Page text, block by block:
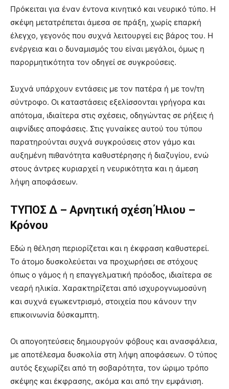
Πρόκειται για έναν έντονα κινητικό και νευρικό τύπο. Η
σκέψη μετατρέπεται άμεσα σε πράξη, χωρίς επαρκή
έλεγχο, γεγονός που συχνά λειτουργεί εις βάρος του. Η
ενέργεια και ο δυναμισμός του είναι μεγάλοι, όμως η
παρορμητικότητα τον οδηγεί σε συγκρούσεις.
Συχνά υπάρχουν εντάσεις με τον πατέρα ή με τον/τη
σύντροφο. Οι καταστάσεις εξελίσσονται γρήγορα και
απότομα, ιδιαίτερα στις σχέσεις, οδηγώντας σε ρήξεις ή
αιφνίδιες αποφάσεις. Στις γυναίκες αυτού του τύπου
παρατηρούνται συχνά συγκρούσεις στον γάμο και
αυξημένη πιθανότητα καθυστέρησης ή διαζυγίου, ενώ
στους άντρες κυριαρχεί η νευρικότητα και η άμεση
λήψη αποφάσεων.
ΤΥΠΟΣ Δ – Αρνητική σχέση Ήλιου –
Κρόνου
Εδώ η θέληση περιορίζεται και η έκφραση καθυστερεί.
Το άτομο δυσκολεύεται να προχωρήσει σε στόχους
όπως ο γάμος ή η επαγγελματική πρόοδος, ιδιαίτερα σε
νεαρή ηλικία. Χαρακτηρίζεται από ισχυρογνωμοσύνη
και συχνά εγωκεντρισμό, στοιχεία που κάνουν την
επικοινωνία δύσκαμπτη.
Οι απογοητεύσεις δημιουργούν φόβους και ανασφάλεια,
με αποτέλεσμα δυσκολία στη λήψη αποφάσεων. Ο τύπος
αυτός ξεχωρίζει από τη σοβαρότητα, τον ώριμο τρόπο
σκέψης και έκφρασης, ακόμα και από την εμφάνιση.